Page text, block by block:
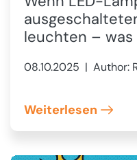
leuchten –
08.10.2025 | Author:
Weiterlesen